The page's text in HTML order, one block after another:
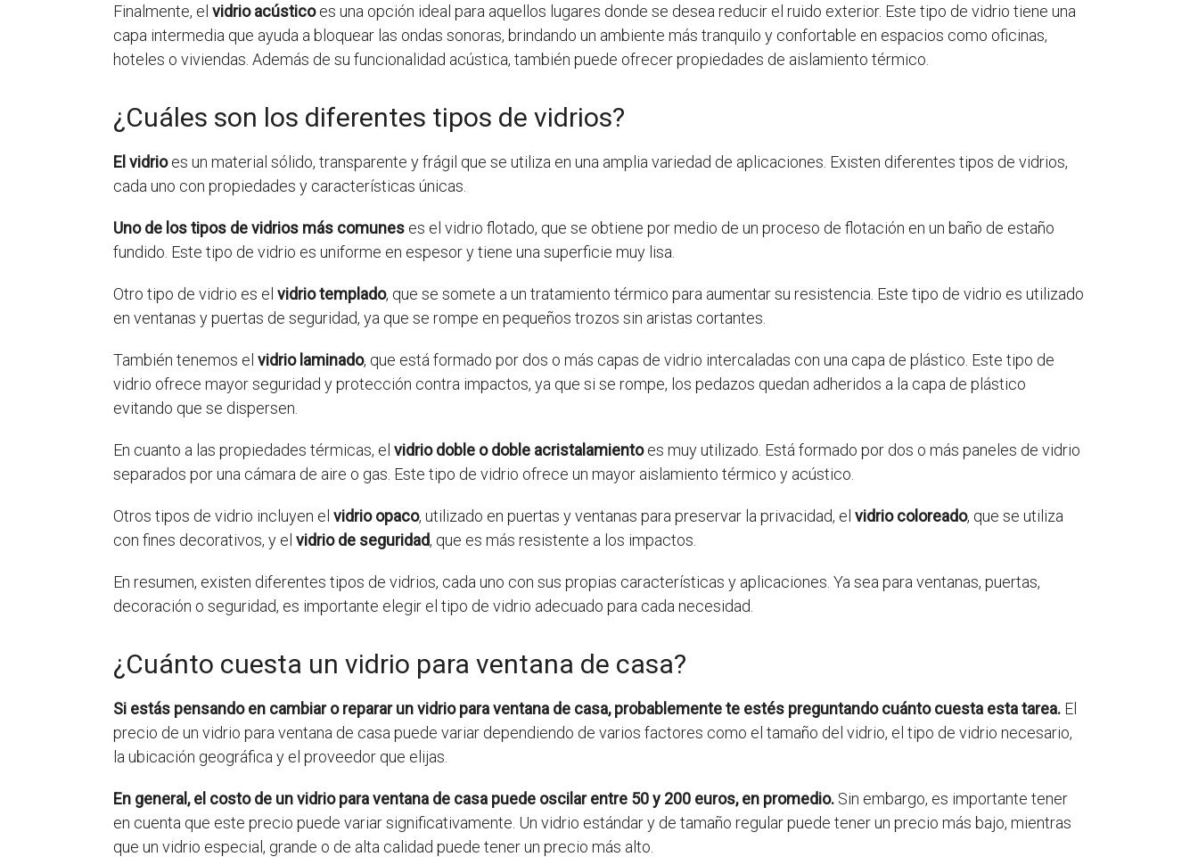
Finalmente, el vidrio acústicoes una opción ideal para aquellos lugares donde se desea reducir el ruido exterior. Este tipo de vidrio tiene una
capa intermedia que ayuda a bloquear las ondas sonoras, brindando un ambiente más tranquilo y confortable en espacios como oficinas,
hoteles o viviendas. Además de su funcionalidad acústica, también puede ofrecer propiedades de aislamiento térmico.
¿Cuáles son los diferentes tipos de vidrios?
El vidrioes un material sólido, transparente y frágil que se utiliza en una amplia variedad de aplicaciones. Existen diferentes tipos de vidrios,
cada uno con propiedades y características únicas.
Uno de los tipos de vidrios más comunes es el vidrio flotado, que se obtiene por medio de un proceso de flotación en un baño de estaño
fundido. Este tipo de vidrio es uniforme en espesor y tiene una superficie muy lisa.
Otro tipo de vidrio es el vidrio templado, que se somete a un tratamiento térmico para aumentar su resistencia. Este tipo de vidrio es utilizado
en ventanas y puertas de seguridad, ya que se rompe en pequeños trozos sin aristas cortantes.
También tenemos el vidrio laminado, que está formado por dos o más capas de vidrio intercaladas con una capa de plástico. Este tipo de
vidrio ofrece mayor seguridad y protección contra impactos, ya que si se rompe, los pedazos quedan adheridos a la capa de plástico
evitando que se dispersen.
En cuanto a las propiedades térmicas, el vidrio doble o doble acristalamientoes muy utilizado. Está formado por dos o más paneles de vidrio
separados por una cámara de aire o gas. Este tipo de vidrio ofrece un mayor aislamiento térmico y acústico.
Otros tipos de vidrio incluyen el vidrio opaco, utilizado en puertas y ventanas para preservar la privacidad, el vidrio coloreado, que se utiliza
con fines decorativos, y el vidrio de seguridad, que es más resistente a los impactos.
En resumen, existen diferentes tipos de vidrios, cada uno con sus propias características y aplicaciones. Ya sea para ventanas, puertas,
decoración o seguridad, es importante elegir el tipo de vidrio adecuado para cada necesidad.
¿Cuánto cuesta un vidrio para ventana de casa?
Si estás pensando en cambiar o reparar un vidrio para ventana de casa, probablemente te estés preguntando cuánto cuesta esta tarea. El
precio de un vidrio para ventana de casa puede variar dependiendo de varios factores como el tamaño del vidrio, el tipo de vidrio necesario,
la ubicación geográfica y el proveedor que elijas.
En general, el costo de un vidrio para ventana de casa puede oscilar entre 50 y 200 euros, en promedio. Sin embargo, es importante tener
en cuenta que este precio puede variar significativamente. Un vidrio estándar y de tamaño regular puede tener un precio más bajo, mientras
que un vidrio especial, grande o de alta calidad puede tener un precio más alto.